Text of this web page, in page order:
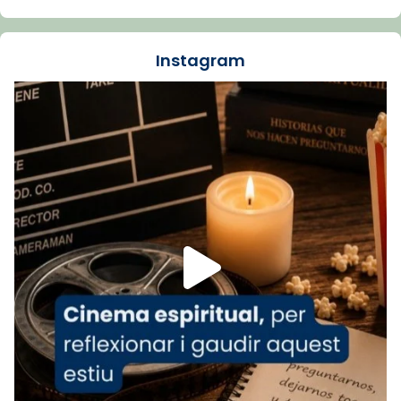
dos mesos, a l'Estadi Lluís Companys, la
Recupera l'entrevista comp
Vatican
tican News 👇
www.vaticannews.va/es/iglesia/news/2026-
07/carmina-historia-depresion-papa-viaje-
espana-testimoni...
Foto
View on Facebook · Share
Arquebisbat de Barcelona
1 week ago
«Avui les santes Juliana i Semproniana ens
ajuden a alçar la mirada»
Instagram